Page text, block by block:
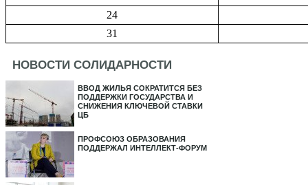
24
31
НОВОСТИ СОЛИДАРНОСТИ
ВВОД ЖИЛЬЯ СОКРАТИТСЯ БЕЗ
ПОДДЕРЖКИ ГОСУДАРСТВА И
СНИЖЕНИЯ КЛЮЧЕВОЙ СТАВКИ
ЦБ
ПРОФСОЮЗ ОБРАЗОВАНИЯ
ПОДДЕРЖАЛ ИНТЕЛЛЕКТ-ФОРУМ